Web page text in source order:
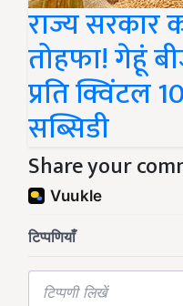
राज्य सरकार
तोहफा! गेहूं
प्रति क्विंटल
सब्सिडी
Share your